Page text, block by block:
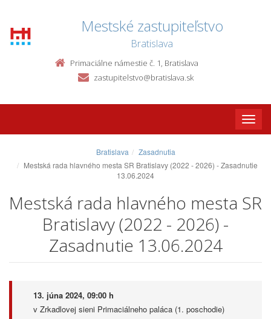
Mestské zastupiteľstvo
Bratislava
Primaciálne námestie č. 1, Bratislava
zastupitelstvo@bratislava.sk
Toggle
Bratislava
Zasadnutia
Mestská rada hlavného mesta SR Bratislavy (2022 - 2026) - Zasadnutie
13.06.2024
Mestská rada hlavného mesta SR
Bratislavy (2022 - 2026) -
Zasadnutie 13.06.2024
13. júna 2024, 09:00 h
v Zrkadlovej sieni Primaciálneho paláca (1. poschodie)